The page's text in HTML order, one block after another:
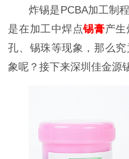
炸锡是PCBA加工制
是在加工中焊点锡膏产
孔、锡珠等现象，那么
象呢？接下来深圳佳金源